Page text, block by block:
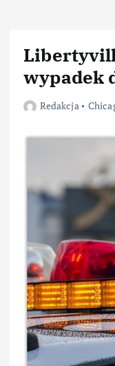
wypadek
Redakcja